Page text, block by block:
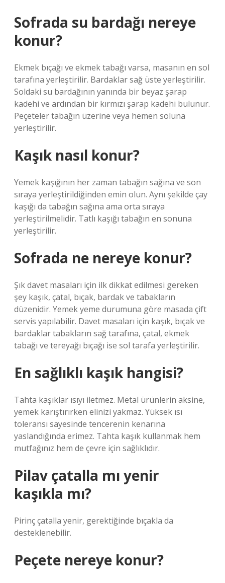
Sofrada su bardağı nereye
konur?
Ekmek bıçağı ve ekmek tabağı varsa, masanın en sol
tarafına yerleştirilir. Bardaklar sağ üste yerleştirilir.
Soldaki su bardağının yanında bir beyaz şarap
kadehi ve ardından bir kırmızı şarap kadehi bulunur.
Peçeteler tabağın üzerine veya hemen soluna
yerleştirilir.
Kaşık nasıl konur?
Yemek kaşığının her zaman tabağın sağına ve son
sıraya yerleştirildiğinden emin olun. Aynı şekilde çay
kaşığı da tabağın sağına ama orta sıraya
yerleştirilmelidir. Tatlı kaşığı tabağın en sonuna
yerleştirilir.
Sofrada ne nereye konur?
Şık davet masaları için ilk dikkat edilmesi gereken
şey kaşık, çatal, bıçak, bardak ve tabakların
düzenidir. Yemek yeme durumuna göre masada çift
servis yapılabilir. Davet masaları için kaşık, bıçak ve
bardaklar tabakların sağ tarafına, çatal, ekmek
tabağı ve tereyağı bıçağı ise sol tarafa yerleştirilir.
En sağlıklı kaşık hangisi?
Tahta kaşıklar ısıyı iletmez. Metal ürünlerin aksine,
yemek karıştırırken elinizi yakmaz. Yüksek ısı
toleransı sayesinde tencerenin kenarına
yaslandığında erimez. Tahta kaşık kullanmak hem
mutfağınız hem de çevre için sağlıklıdır.
Pilav çatalla mı yenir
kaşıkla mı?
Pirinç çatalla yenir, gerektiğinde bıçakla da
desteklenebilir.
Peçete nereye konur?